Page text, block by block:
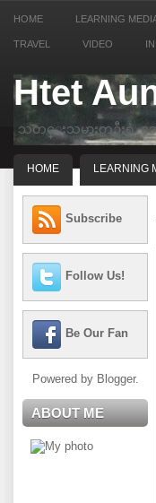
HOME LEARNING
TRAVEL VIDEO
Htet
သတင္းသမားတဦးရဲ့ အေတ
HOME LEARNING
Subscribe
Follow Us!
Be Our Fan
Powered by Blogger.
ABOUT ME